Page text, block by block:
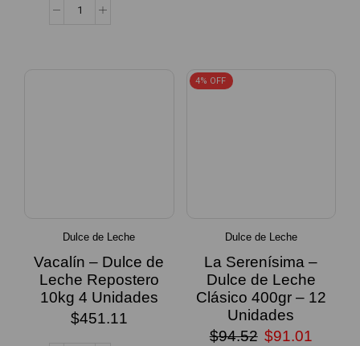
Dulce de Leche
Vacalín – Dulce de
Leche Repostero
10kg 4 Unidades
$451.11
4% OFF
Dulce de Leche
La Serenísima –
Dulce de Leche
Clásico 400gr – 12
Unidades
$94.52 $91.01